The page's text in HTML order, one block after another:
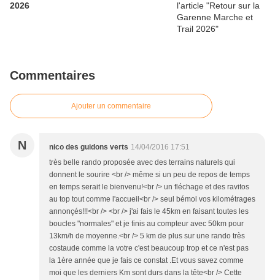
2026
Commentaires
Ajouter un commentaire
N nico des guidons verts 14/04/2016 17:51
très belle rando proposée avec des terrains naturels qui
donnent le sourire <br /> même si un peu de repos de temps
en temps serait le bienvenu!<br /> un fléchage et des ravitos
au top tout comme l'accueil<br /> seul bémol vos kilométrages
annonçés!!!<br /> <br /> j'ai fais le 45km en faisant toutes les
boucles "normales" et je finis au compteur avec 50km pour
13km/h de moyenne.<br /> 5 km de plus sur une rando très
costaude comme la votre c'est beaucoup trop et ce n'est pas
la 1ère année que je fais ce constat .Et vous savez comme
moi que les derniers Km sont durs dans la tête<br /> Cette